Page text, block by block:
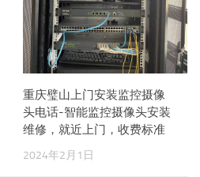
重庆璧山上门安装监控摄像
头电话-智能监控摄像头安装
维修，就近上门，收费标准
2024年2月1日